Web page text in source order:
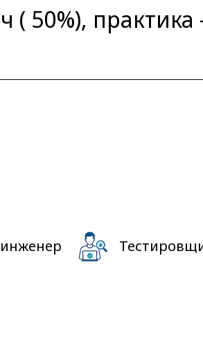
( 50%), практика